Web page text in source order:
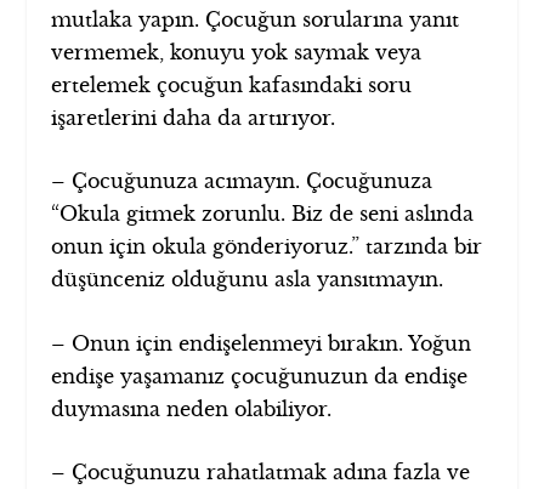
mutlaka yapın. Çocuğun sorularına yanıt
vermemek, konuyu yok saymak veya
ertelemek çocuğun kafasındaki soru
işaretlerini daha da artırıyor.
– Çocuğunuza acımayın. Çocuğunuza
“Okula gitmek zorunlu. Biz de seni aslında
onun için okula gönderiyoruz.” tarzında bir
düşünceniz olduğunu asla yansıtmayın.
– Onun için endişelenmeyi bırakın. Yoğun
endişe yaşamanız çocuğunuzun da endişe
duymasına neden olabiliyor.
– Çocuğunuzu rahatlatmak adına fazla ve